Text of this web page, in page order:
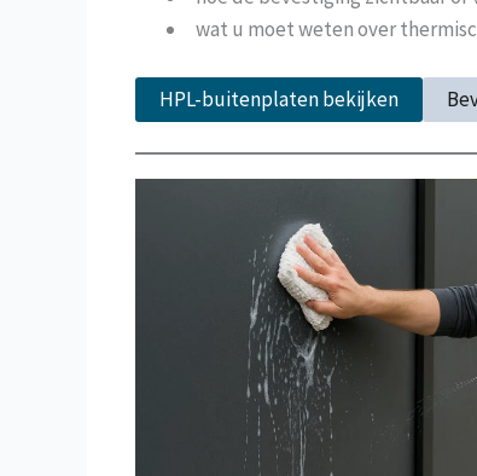
wat u moet weten over
HPL-buitenplaten bekijken